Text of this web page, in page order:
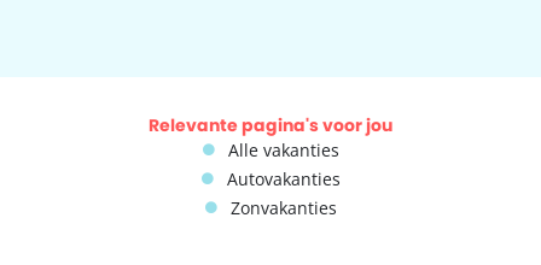
Relevante pagina's voor jou
Alle vakanties
Autovakanties
Zonvakanties